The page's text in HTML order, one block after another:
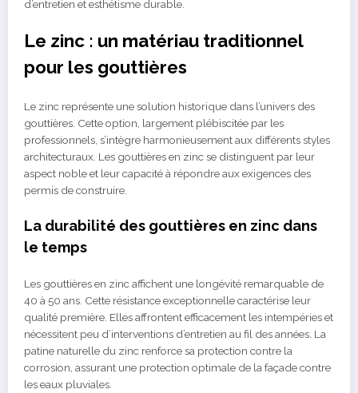
d’entretien et esthétisme durable.
Le zinc : un matériau traditionnel
pour les gouttières
Le zinc représente une solution historique dans l’univers des
gouttières. Cette option, largement plébiscitée par les
professionnels, s’intègre harmonieusement aux différents styles
architecturaux. Les gouttières en zinc se distinguent par leur
aspect noble et leur capacité à répondre aux exigences des
permis de construire.
La durabilité des gouttières en zinc dans
le temps
Les gouttières en zinc affichent une longévité remarquable de
40 à 50 ans. Cette résistance exceptionnelle caractérise leur
qualité première. Elles affrontent efficacement les intempéries et
nécessitent peu d’interventions d’entretien au fil des années. La
patine naturelle du zinc renforce sa protection contre la
corrosion, assurant une protection optimale de la façade contre
les eaux pluviales.